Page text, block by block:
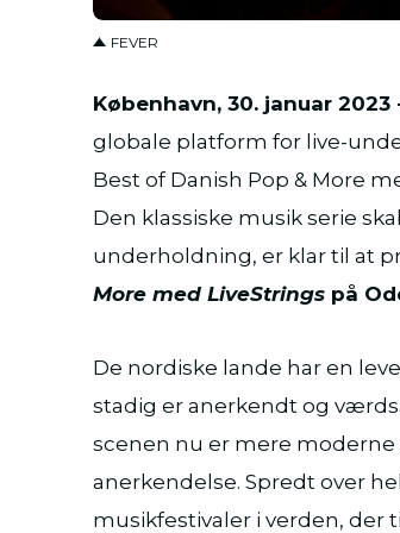
FEVER
København, 30. januar 2023
globale platform for live-
Best of Danish Pop & More
Den klassiske musik serie
underholdning, er klar til at
More med LiveStrings på
De nordiske lande har en
stadig er anerkendt og
scenen nu er mere
anerkendelse. Spredt over
musikfestivaler i verden,